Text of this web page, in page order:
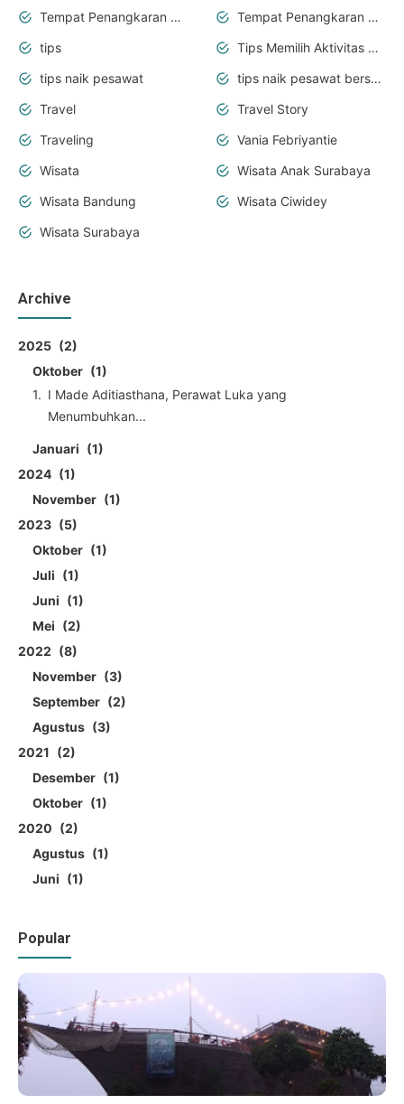
Tempat Penangkaran Rusa
Tempat Penangkaran Rusa Ranca Upas
tips
Tips Memilih Aktivitas Seru bareng Anak
tips naik pesawat
tips naik pesawat bersama bayi
Travel
Travel Story
Traveling
Vania Febriyantie
Wisata
Wisata Anak Surabaya
Wisata Bandung
Wisata Ciwidey
Wisata Surabaya
Archive
2025
2
Oktober
1
I Made Aditiasthana, Perawat Luka yang
Menumbuhkan...
Januari
1
2024
1
November
1
2023
5
Oktober
1
Juli
1
Juni
1
Mei
2
2022
8
November
3
September
2
Agustus
3
2021
2
Desember
1
Oktober
1
2020
2
Agustus
1
Juni
1
Popular